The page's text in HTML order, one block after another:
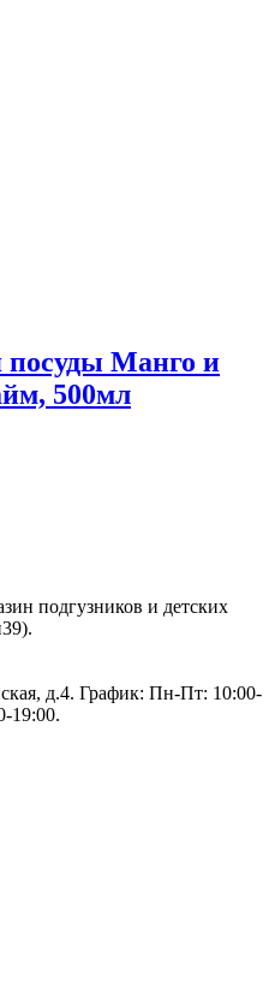
посуды Манго и
500мл
подгузников и детских
д.4. График: Пн-Пт: 10:00-
19:00.